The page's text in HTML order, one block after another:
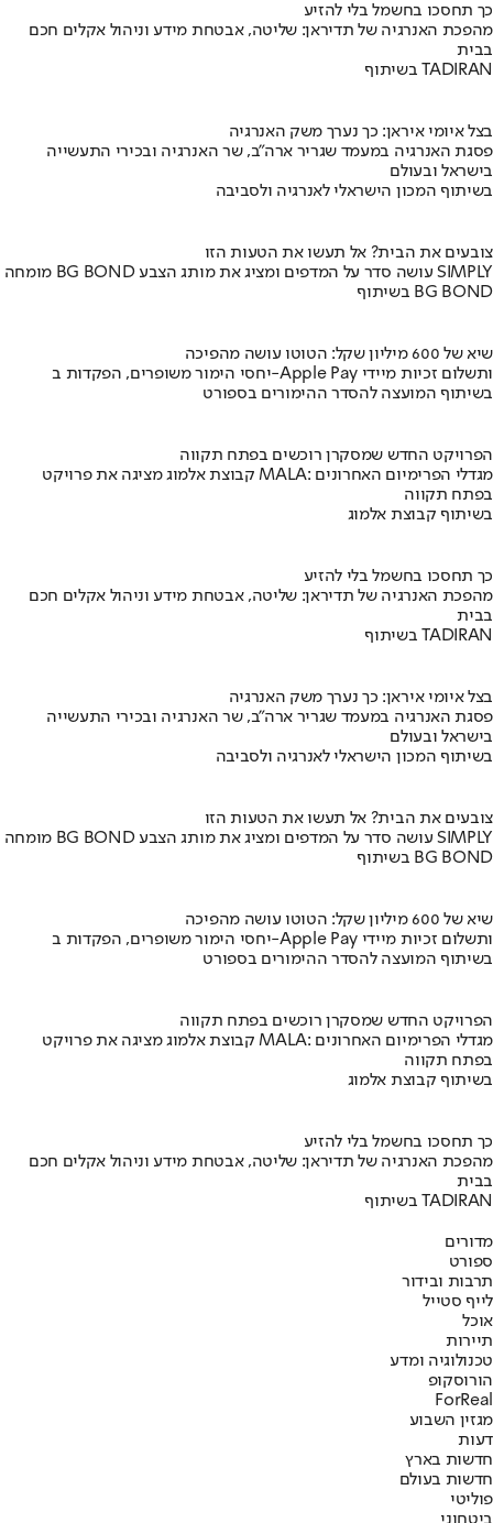
כך תחסכו בחשמל בלי להזיע
מהפכת האנרגיה של תדיראן: שליטה, אבטחת מידע וניהול אקלים חכם
בבית
בשיתוף TADIRAN
בצל איומי איראן: כך נערך משק האנרגיה
פסגת האנרגיה במעמד שגריר ארה"ב, שר האנרגיה ובכירי התעשייה
בישראל ובעולם
בשיתוף המכון הישראלי לאנרגיה ולסביבה
צובעים את הבית? אל תעשו את הטעות הזו
מומחה BG BOND עושה סדר על המדפים ומציג את מותג הצבע SIMPLY
בשיתוף BG BOND
שיא של 600 מיליון שקל: הטוטו עושה מהפיכה
יחסי הימור משופרים, הפקדות ב-Apple Pay ותשלום זכיות מיידי
בשיתוף המועצה להסדר ההימורים בספורט
הפרויקט החדש שמסקרן רוכשים בפתח תקווה
קבוצת אלמוג מציגה את פרויקט MALA: מגדלי הפרימיום האחרונים
בפתח תקווה
בשיתוף קבוצת אלמוג
כך תחסכו בחשמל בלי להזיע
מהפכת האנרגיה של תדיראן: שליטה, אבטחת מידע וניהול אקלים חכם
בבית
בשיתוף TADIRAN
בצל איומי איראן: כך נערך משק האנרגיה
פסגת האנרגיה במעמד שגריר ארה"ב, שר האנרגיה ובכירי התעשייה
בישראל ובעולם
בשיתוף המכון הישראלי לאנרגיה ולסביבה
צובעים את הבית? אל תעשו את הטעות הזו
מומחה BG BOND עושה סדר על המדפים ומציג את מותג הצבע SIMPLY
בשיתוף BG BOND
שיא של 600 מיליון שקל: הטוטו עושה מהפיכה
יחסי הימור משופרים, הפקדות ב-Apple Pay ותשלום זכיות מיידי
בשיתוף המועצה להסדר ההימורים בספורט
הפרויקט החדש שמסקרן רוכשים בפתח תקווה
קבוצת אלמוג מציגה את פרויקט MALA: מגדלי הפרימיום האחרונים
בפתח תקווה
בשיתוף קבוצת אלמוג
כך תחסכו בחשמל בלי להזיע
מהפכת האנרגיה של תדיראן: שליטה, אבטחת מידע וניהול אקלים חכם
בבית
בשיתוף TADIRAN
מדורים
ספורט
תרבות ובידור
לייף סטייל
אוכל
תיירות
טכנולוגיה ומדע
הורוסקופ
ForReal
מגזין השבוע
דעות
חדשות בארץ
חדשות בעולם
פוליטי